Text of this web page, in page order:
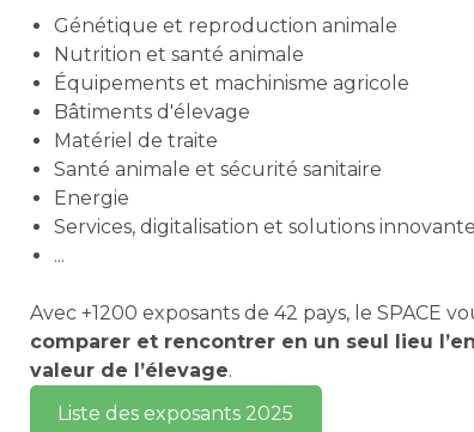
Génétique et reproduction animale
Nutrition et santé animale
Équipements et machinisme agricole
Bâtiments d'élevage
Matériel de traite
Santé animale et sécurité sanitaire
Energie
Services, digitalisation et solutions
...
Avec +1200 exposants de 42 pays, le SPACE
comparer et rencontrer en un seul lieu
valeur de l’élevage.
Liste des exposants 2025